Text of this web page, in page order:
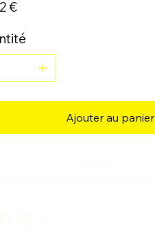
€
Ajouter au panier